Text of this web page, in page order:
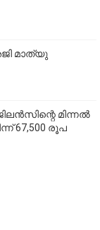
മാത്യു
മിന്നല്‍
67,500 രൂപ